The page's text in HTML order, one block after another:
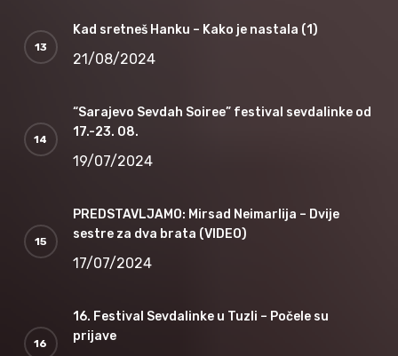
Kad sretneš Hanku – Kako je nastala (1)
21/08/2024
“Sarajevo Sevdah Soiree” festival sevdalinke od
17.-23. 08.
19/07/2024
PREDSTAVLJAMO: Mirsad Neimarlija – Dvije
sestre za dva brata (VIDEO)
17/07/2024
16. Festival Sevdalinke u Tuzli – Počele su
prijave